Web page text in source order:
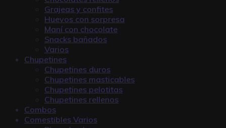
Grajeas y confites
Huevos con sorpresa
Maní con chocolate
Snacks bañados
Varios
Chupetines
Chupetines duros
Chupetines masticables
Chupetines pelotitas
Chupetines rellenos
Combos
Comestibles Varios